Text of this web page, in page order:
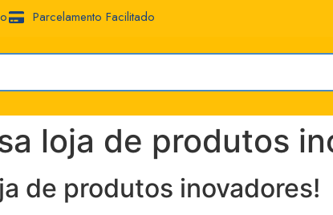
Parcelamento Facilitado
loja de produtos
de produtos inovadores!